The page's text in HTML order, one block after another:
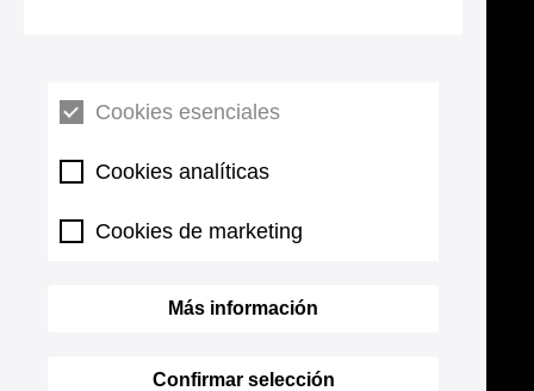
Cookies esenciales
Cookies analíticas
Cookies de marketing
Más información
Confirmar selección